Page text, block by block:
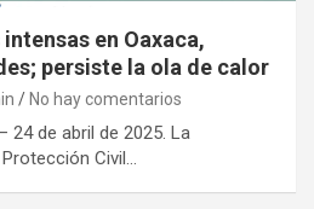
en Oaxaca,
persiste la ola de calor
No hay comentarios
24 de abril de 2025. La
Civil…